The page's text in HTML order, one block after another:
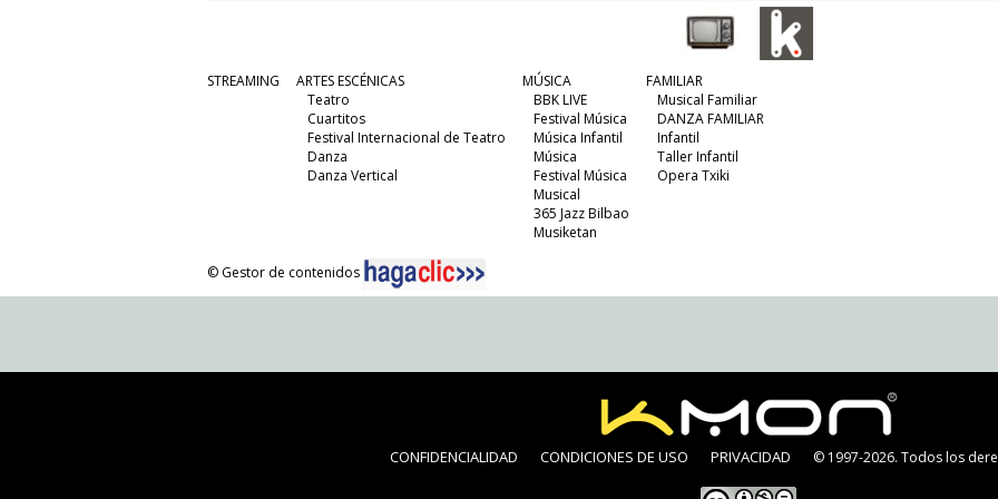
STREAMING
ARTES ESCÉNICAS
Teatro
Cuartitos
Festival Internacional de Teatro
Danza
Danza Vertical
MÚSICA
BBK LIVE
Festival Música
Música Infantil
Música
Festival Música
Musical
365 Jazz Bilbao
Musiketan
FAMILIAR
Musical Familiar
DANZA FAMILIAR
Infantil
Taller Infantil
Opera Txiki
© Gestor de contenidos
CONFIDENCIALIDAD CONDICIONES DE USO PRIVACIDAD © 1997-2026. Todos los